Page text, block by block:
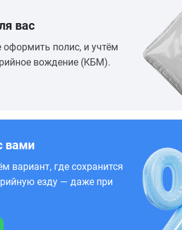
вас
полис, и учтём
вождение (КБМ).
вами
вариант, где сохранится
езду — даже при